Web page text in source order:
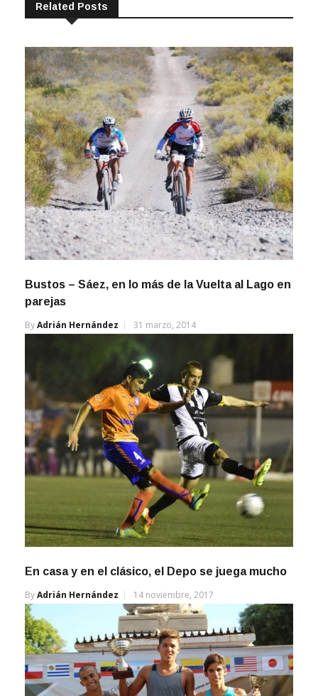
Related Posts
Bustos – Sáez, en lo más de la Vuelta al Lago en
parejas
ByAdrián Hernández 31 marzo, 2014
En casa y en el clásico, el Depo se juega mucho
ByAdrián Hernández 14 noviembre, 2017